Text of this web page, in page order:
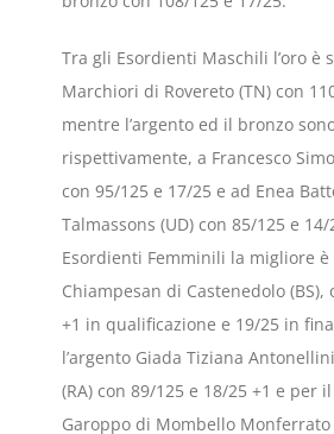
Tra gli Esordienti Maschili l’oro è
Marchiori di Rovereto (TN) con
mentre l’argento ed il bronzo
rispettivamente, a Francesco
con 95/125 e 17/25 e ad Enea
Talmassons (UD) con 85/125 e
Esordienti Femminili la migliore è
Chiampesan di Castenedolo (BS),
+1 in qualificazione e 19/25 in
l’argento Giada Tiziana
(RA) con 89/125 e 18/25 +1 e per
Garoppo di Mombello Monferrato